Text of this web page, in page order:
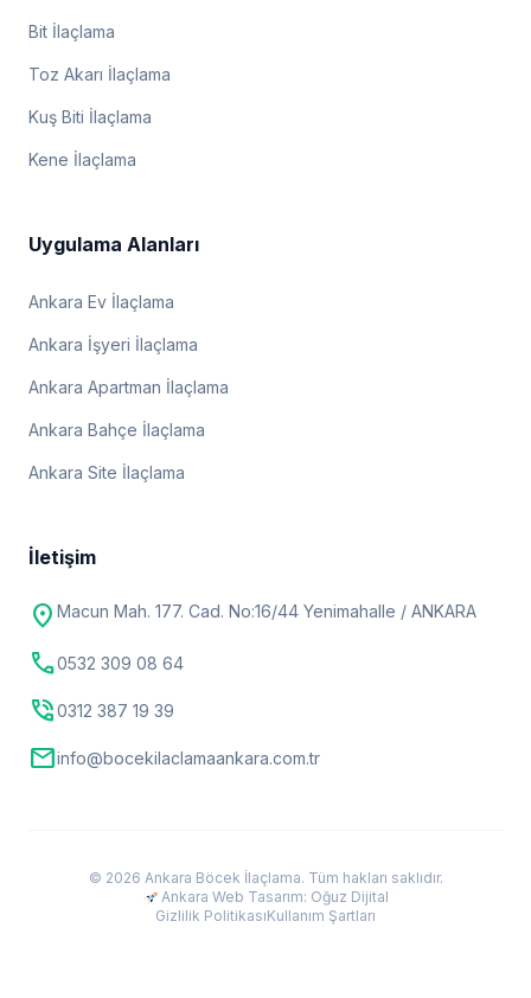
Bit İlaçlama
Toz Akarı İlaçlama
Kuş Biti İlaçlama
Kene İlaçlama
Uygulama Alanları
Ankara Ev İlaçlama
Ankara İşyeri İlaçlama
Ankara Apartman İlaçlama
Ankara Bahçe İlaçlama
Ankara Site İlaçlama
İletişim
location_on Macun Mah. 177. Cad. No:16/44 Yenimahalle / ANKARA
call0532 309 08 64
phone_in_talk0312 387 19 39
mailinfo@bocekilaclamaankara.com.tr
© 2026 Ankara Böcek İlaçlama. Tüm hakları saklıdır.
Ankara Web Tasarım: Oğuz Dijital
Gizlilik PolitikasıKullanım Şartları